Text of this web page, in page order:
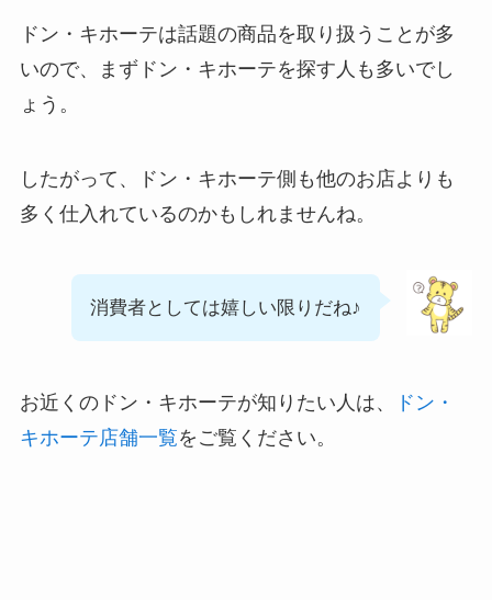
ドン・キホーテは話題の商品を取り扱うことが多
いので、まずドン・キホーテを探す人も多いでし
ょう。
したがって、ドン・キホーテ側も他のお店よりも
多く仕入れているのかもしれませんね。
消費者としては嬉しい限りだね♪
お近くのドン・キホーテが知りたい人は、
ドン・
キホーテ店舗一覧をご覧ください。